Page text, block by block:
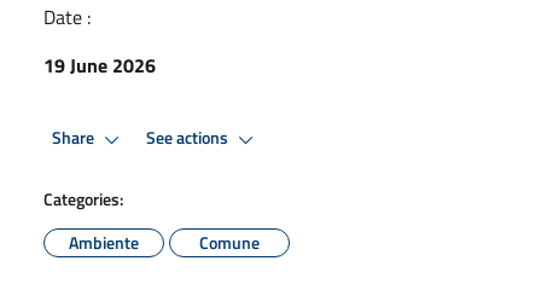
Date :
19 June 2026
Share See actions
Categories:
Ambiente
Comune